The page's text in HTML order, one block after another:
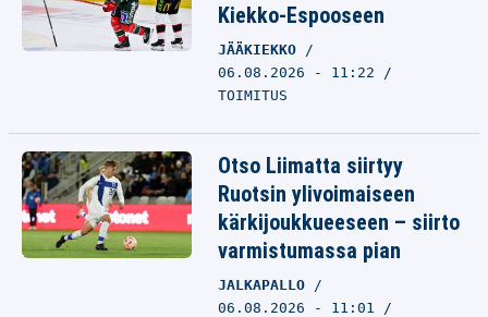
Kiekko-Espooseen
JÄÄKIEKKO
06.08.2026 - 11:22
TOIMITUS
Otso Liimatta siirtyy
Ruotsin ylivoimaiseen
kärkijoukkueeseen – siirto
varmistumassa pian
JALKAPALLO
06.08.2026 - 11:01